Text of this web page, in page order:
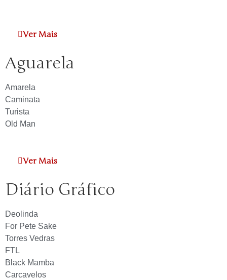
Ver Mais
Aguarela
Amarela
Caminata
Turista
Old Man
Ver Mais
Diário Gráfico
Deolinda
For Pete Sake
Torres Vedras
FTL
Black Mamba
Carcavelos